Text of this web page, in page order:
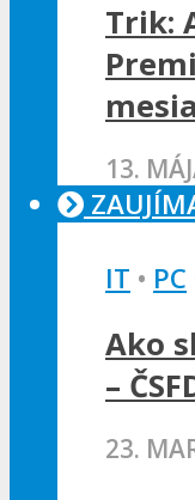
Trik:
13.
IT • PC
Ako
–
23.